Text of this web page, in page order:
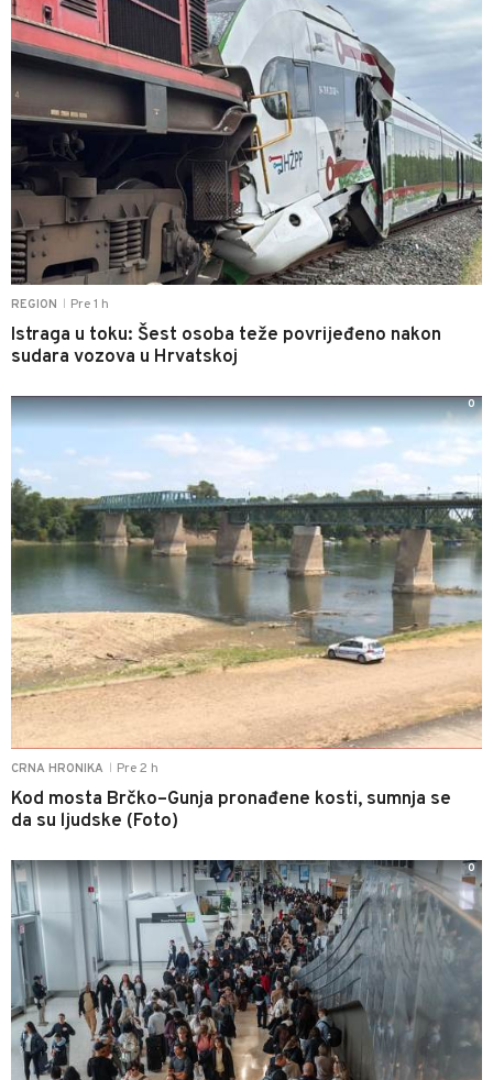
REGION Pre 1 h
Istraga u toku: Šest osoba teže povrijeđeno nakon
sudara vozova u Hrvatskoj
CRNA HRONIKA Pre 2 h
Kod mosta Brčko–Gunja pronađene kosti, sumnja se
da su ljudske (Foto)
0
0